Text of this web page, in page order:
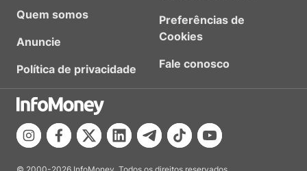
Quem somos
Anuncie
Política de privacidade
Preferências de
Cookies
Fale conosco